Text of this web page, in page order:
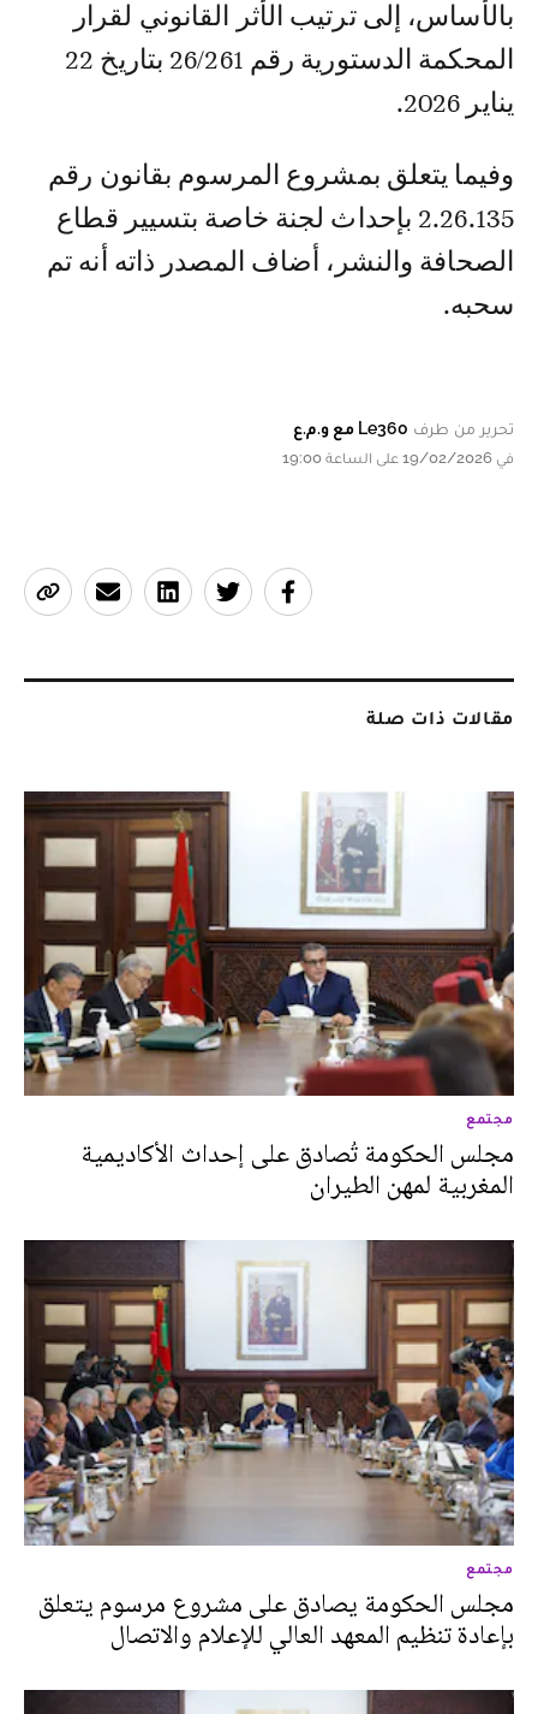
بالأساس، إلى ترتيب الأثر القانوني لقرار
المحكمة الدستورية رقم 26/261 بتاريخ 22
يناير 2026.
وفيما يتعلق بمشروع المرسوم بقانون رقم
2.26.135 بإحداث لجنة خاصة بتسيير قطاع
الصحافة والنشر، أضاف المصدر ذاته أنه تم
سحبه.
تحرير من طرف Le360 مع و.م.ع
في 19/02/2026 على الساعة 19:00
مقالات ذات صلة
مجتمع
مجلس الحكومة تُصادق على إحداث الأكاديمية
المغربية لمهن الطيران
مجتمع
مجلس الحكومة يصادق على مشروع مرسوم يتعلق
بإعادة تنظيم المعهد العالي للإعلام والاتصال